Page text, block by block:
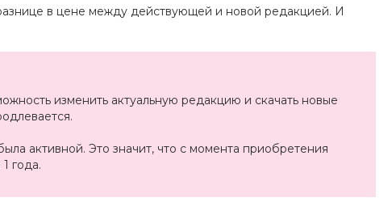
в цене между действующей и новой редакцией. И
изменить актуальную редакцию и скачать новые
активной. Это значит, что с момента приобретения
года.